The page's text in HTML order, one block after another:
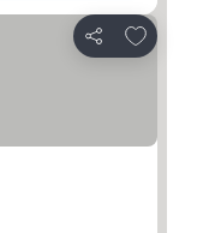
Partilhar
Adicionar